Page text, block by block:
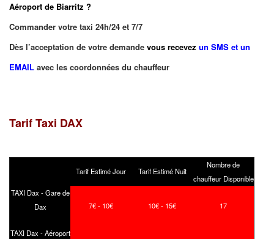
Aéroport de Biarritz ?
Commander votre taxi 24h/24 et 7/7
Dès l’acceptation de votre demande vous recevez un SMS et un
EMAIL avec les coordonnées du chauffeur
Tarif Taxi DAX
Tarif Estimé Jour Tarif Estimé Nuit
Nombre de
chauffeur Disponible
TAXI Dax - Gare de
Dax
7€ - 10€ 10€ - 15€ 17
TAXI Dax - Aéroport